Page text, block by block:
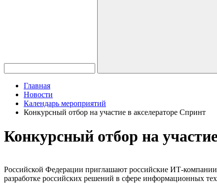
Главная
Новости
Календарь мероприятий
Конкурсный отбор на участие в акселераторе Спринт
Конкурсный отбор на
Российской Федерации приглашают российские ИТ-компании
разработке российских решений в сфере информационных